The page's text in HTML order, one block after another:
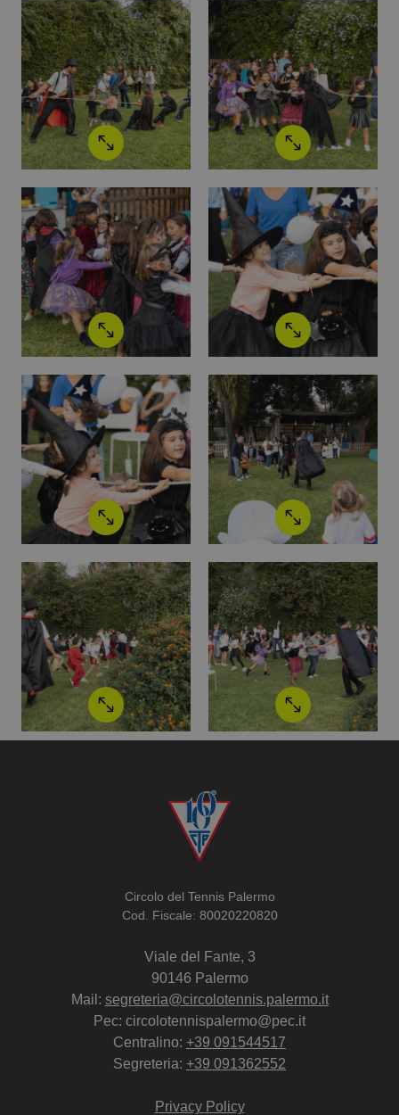
Circolo del Tennis Palermo
Cod. Fiscale: 80020220820
Viale del Fante, 3
90146 Palermo
Mail: segreteria@circolotennis.palermo.it
Pec: circolotennispalermo@pec.it
Centralino: +39 091544517
Segreteria: +39 091362552
Privacy Policy